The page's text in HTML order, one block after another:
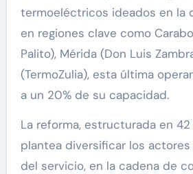
termoeléctricos ideados en la
en regiones clave como
Palito), Mérida (Don Luis
(TermoZulia), esta última
a un 20% de su capacidad.
La reforma, estructurada en
plantea diversificar los
del servicio, en la cadena de